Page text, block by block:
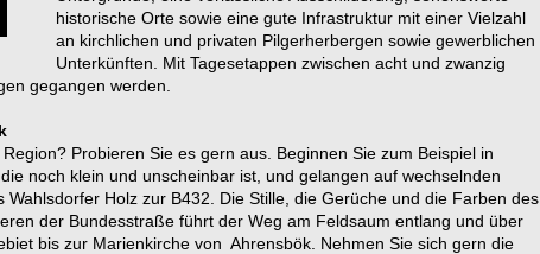
historische Orte sowie eine gute Infrastruktur mit einer Vielzahl
an kirchlichen und privaten Pilgerherbergen sowie gewerblichen
Unterkünften. Mit Tagesetappen zwischen acht und zwanzig
gegangen werden.
Probieren Sie es gern aus. Beginnen Sie zum Beispiel in
noch klein und unscheinbar ist, und gelangen auf wechselnden
Holz zur B432. Die Stille, die Gerüche und die Farben des
der Bundesstraße führt der Weg am Feldsaum entlang und über
bis zur Marienkirche von Ahrensbök. Nehmen Sie sich gern die